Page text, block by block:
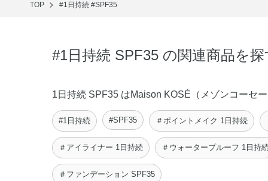
TOP #1日持続 #SPF35
#1日持続 SPF35 の関連商品を探
1日持続 SPF35 はMaison KOSÉ（メゾンコーセ
#1日持続 #SPF35 ＃ポイントメイク 1日持続
＃アイライナー 1日持続 ＃ウォータープルーフ 1日持
＃ファンデーション SPF35